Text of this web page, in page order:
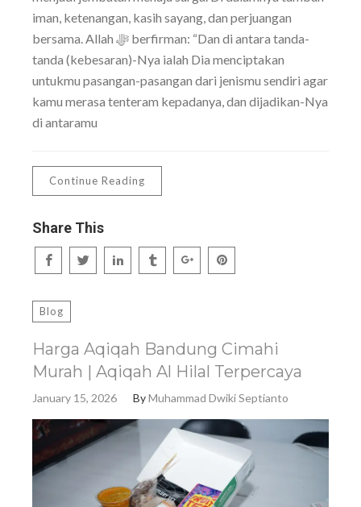
iman, ketenangan, kasih sayang, dan perjuangan
bersama. Allah ﷻ berfirman: “Dan di antara tanda-
tanda (kebesaran)-Nya ialah Dia menciptakan
untukmu pasangan-pasangan dari jenismu sendiri agar
kamu merasa tenteram kepadanya, dan dijadikan-Nya
di antaramu
Continue Reading
Share This
Blog
Harga Aqiqah Bandung Cimahi
Murah | Aqiqah Al Hilal Terpercaya
January 15, 2026 ByMuhammad Dwiki Septianto